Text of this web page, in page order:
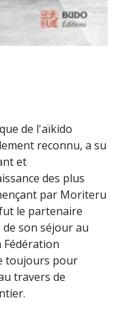
de l'aïkido
reconnu, a su
et
des plus
par Moriteru
le partenaire
son séjour au
Fédération
toujours pour
travers de